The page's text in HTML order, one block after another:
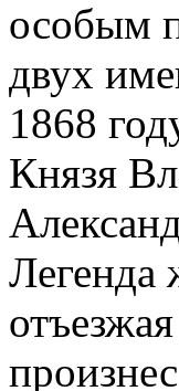
особым
двух
1868
Князя
Легенда